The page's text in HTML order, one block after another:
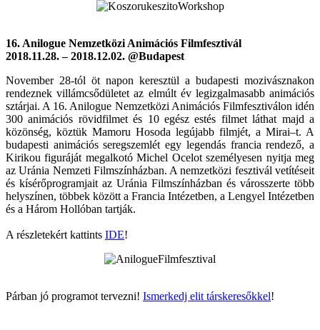
16. Anilogue Nemzetközi Animációs Filmfesztivál
2018.11.28. – 2018.12.02. @Budapest
November 28-tól öt napon keresztül a budapesti mozivásznakon
rendeznek villámcsődületet az elmúlt év legizgalmasabb animációs
sztárjai. A 16. Anilogue Nemzetközi Animációs Filmfesztiválon idén
300 animációs rövidfilmet és 10 egész estés filmet láthat majd a
közönség, köztük Mamoru Hosoda legújabb filmjét, a Mirai–t. A
budapesti animációs seregszemlét egy legendás francia rendező, a
Kirikou figuráját megalkotó Michel Ocelot személyesen nyitja meg
az Uránia Nemzeti Filmszínházban. A nemzetközi fesztivál vetítéseit
és kísérőprogramjait az Uránia Filmszínházban és városszerte több
helyszínen, többek között a Francia Intézetben, a Lengyel Intézetben
és a Három Hollóban tartják.
A részletekért kattints IDE!
Párban jó programot tervezni! Ismerkedj elit társkeresőkkel!